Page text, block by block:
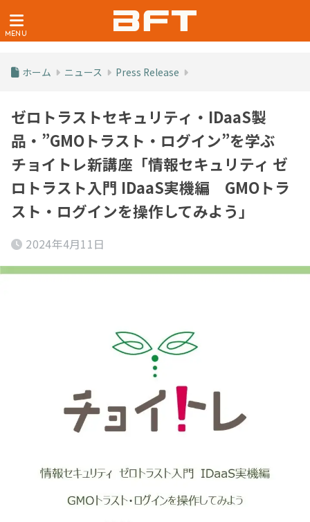
ホーム ニュース Press Release
ゼロトラストセキュリティ・IDaaS製
品・”GMOトラスト・ログイン”を学ぶ
チョイトレ新講座「情報セキュリティ ゼ
ロトラスト入門 IDaaS実機編 GMOトラ
スト・ログインを操作してみよう」
2024年4月11日